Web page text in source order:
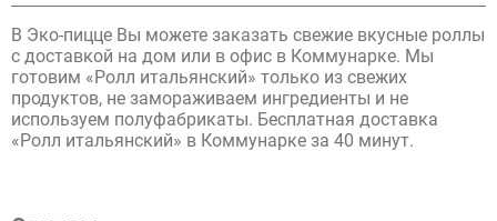
В Эко-пицце Вы можете заказать свежие вкусные роллы
с доставкой на дом или в офис в Коммунарке. Мы
готовим «Ролл итальянский» только из свежих
продуктов, не замораживаем ингредиенты и не
используем полуфабрикаты. Бесплатная доставка
«Ролл итальянский» в Коммунарке за 40 минут.